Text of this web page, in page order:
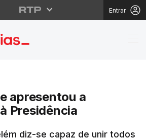
Entrar
Filipe
apresentou a
Presidência
diz-se capaz de unir todos